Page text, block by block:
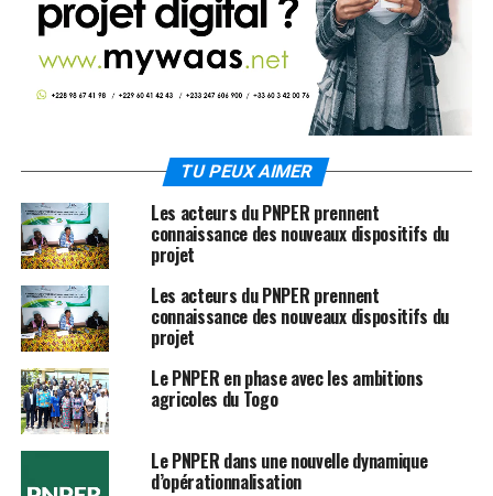
TU PEUX AIMER
Les acteurs du PNPER prennent
connaissance des nouveaux dispositifs du
projet
Les acteurs du PNPER prennent
connaissance des nouveaux dispositifs du
projet
Le PNPER en phase avec les ambitions
agricoles du Togo
Le PNPER dans une nouvelle dynamique
d’opérationnalisation